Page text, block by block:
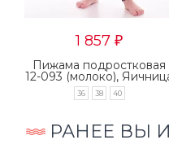
1 857 ₽
Пижама подростковая
12-093 (молоко),
36 38 40
РАНЕЕ ВЫ